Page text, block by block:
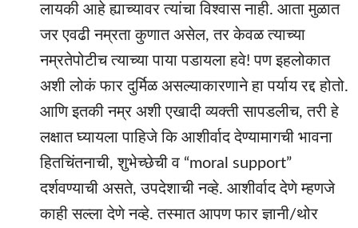
लायकी आहे ह्याच्यावर त्यांचा विश्वास नाही. आता मुळात
जर एवढी नम्रता कुणात असेल, तर केवळ त्याच्या
नम्रतेपोटीच त्याच्या पाया पडायला हवे! पण इहलोकात
अशी लोकं फार दुर्मिळ असल्याकारणाने हा पर्याय रद्द होतो.
आणि इतकी नम्र अशी एखादी व्यक्ती सापडलीच, तरी हे
लक्षात घ्यायला पाहिजे कि आशीर्वाद देण्यामागची भावना
हितचिंतनाची, शुभेच्छेची व “moral support”
दर्शवण्याची असते, उपदेशाची नव्हे. आशीर्वाद देणे म्हणजे
काही सल्ला देणे नव्हे. तस्मात आपण फार ज्ञानी/थोर